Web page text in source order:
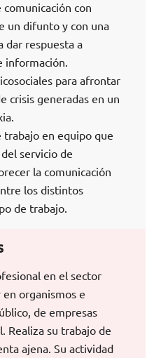
comunicación con
un difunto y con una
dar respuesta a
información.
para afrontar
crisis generadas en un
trabajo en equipo que
servicio de
la comunicación
los distintos
de trabajo.
en el sector
organismos e
de empresas
Realiza su trabajo de
ajena. Su actividad